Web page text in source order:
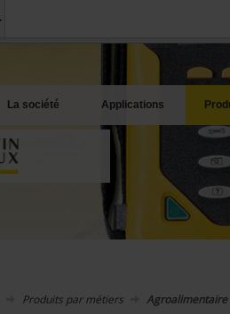
International
Nos filiales à
La société Applications
Produits par métiers Agroalimentaire